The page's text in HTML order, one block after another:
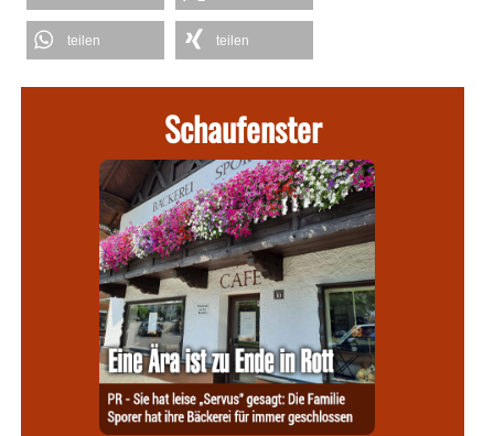
teilen teilen
Schaufenster